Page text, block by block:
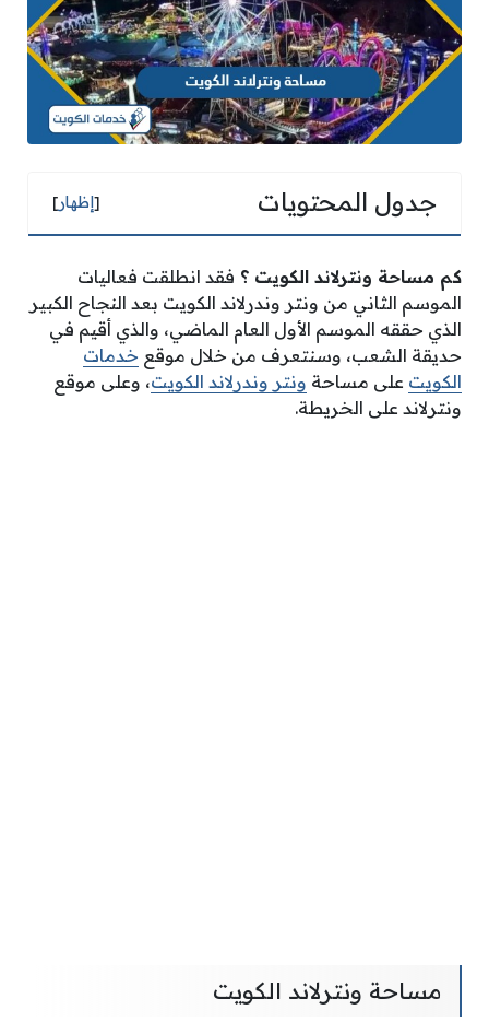
جدول المحتويات [إظهار]
كم مساحة ونترلاند الكويت ؟ فقد انطلقت فعاليات
الموسم الثاني من ونتر وندرلاند الكويت بعد النجاح الكبير
الذي حققه الموسم الأول العام الماضي، والذي أقيم في
حديقة الشعب، وسنتعرف من خلال موقع خدمات
الكويت على مساحة ونتر وندرلاند الكويت، وعلى موقع
ونترلاند على الخريطة.
مساحة ونترلاند الكويت